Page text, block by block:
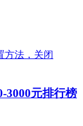
3000元排行榜